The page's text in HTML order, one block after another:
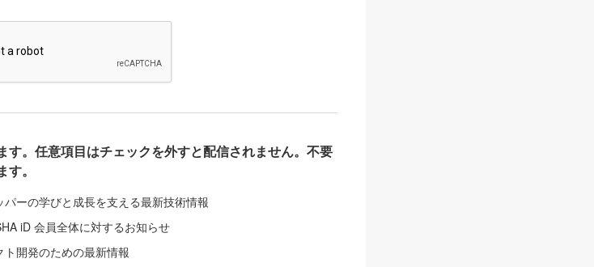
。任意項目はチェックを外すと配信されません。不要
。
パーの学びと成長を支える最新技術情報
iD 会員全体に対するお知らせ
ト開発のための最新情報